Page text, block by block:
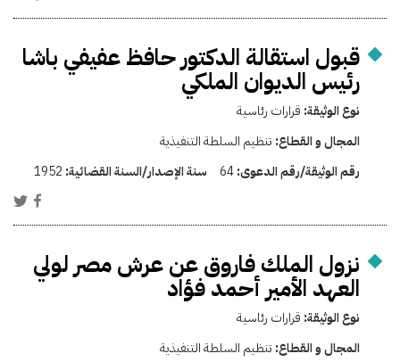
قبول استقالة الدكتور حافظ عفيفي باشا
رئيس الديوان الملكي
نوع الوثيقة: قرارات رئاسية
المجال و القطاع: تنظيم السلطة التنفيذية
رقم الوثيقة/رقم الدعوى:64 سنة الإصدار/السنة القضائية: 1952
نزول الملك فاروق عن عرش مصر لولي
العهد الأمير أحمد فؤاد
نوع الوثيقة: قرارات رئاسية
المجال و القطاع: تنظيم السلطة التنفيذية